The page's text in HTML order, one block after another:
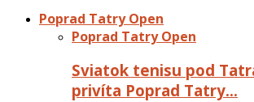
Poprad Tatry Open
Poprad Tatry Open
Sviatok tenisu pod
privíta Poprad Tatry…